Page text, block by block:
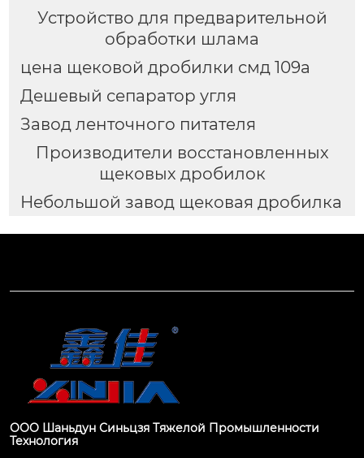
Устройство для предварительной
обработки шлама
цена щековой дробилки смд 109а
Дешевый сепаратор угля
Завод ленточного питателя
Производители восстановленных
щековых дробилок
Небольшой завод щековая дробилка
ООО Шаньдун Синьцзя Тяжелой Промышленности
Технология